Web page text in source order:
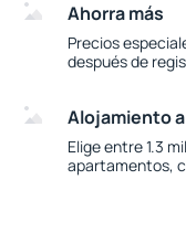
Ahorra más
Precios
después de
Alojamiento
Elige entre 1.3
apartamentos,